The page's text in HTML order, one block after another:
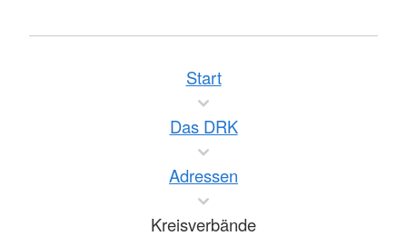
Start
Das DRK
Adressen
Kreisverbände